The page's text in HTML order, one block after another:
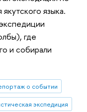
языка.
где
и собирали
о событии
экспедиция